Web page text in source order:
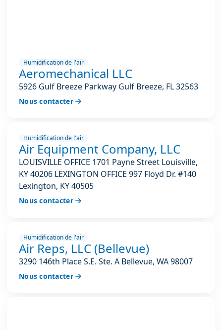
Humidification de l'air
Aeromechanical LLC
5926 Gulf Breeze Parkway Gulf Breeze, FL 32563
Nous contacter
Humidification de l'air
Air Equipment Company, LLC
LOUISVILLE OFFICE 1701 Payne Street Louisville,
KY 40206 LEXINGTON OFFICE 997 Floyd Dr. #140
Lexington, KY 40505
Nous contacter
Humidification de l'air
Air Reps, LLC (Bellevue)
3290 146th Place S.E. Ste. A Bellevue, WA 98007
Nous contacter